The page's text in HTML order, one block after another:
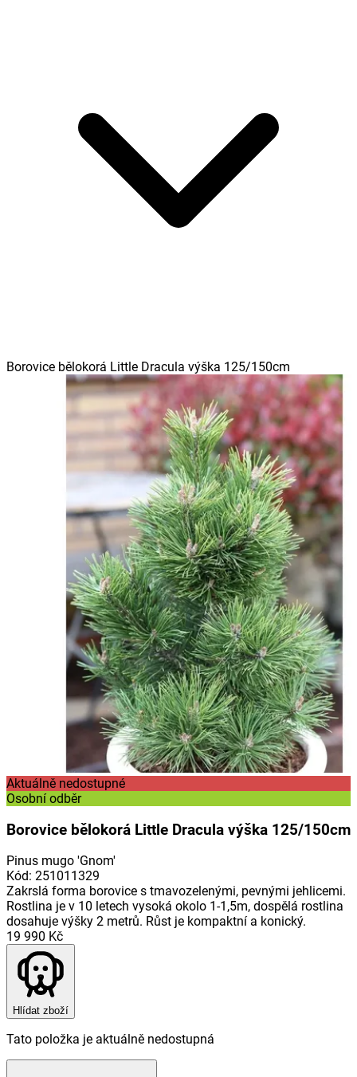
Borovice bělokorá Little Dracula výška 125/150cm
Aktuálně nedostupné
Osobní odběr
Borovice bělokorá Little Dracula výška 125/150cm
Pinus mugo 'Gnom'
Kód: 251011329
Zakrslá forma borovice s tmavozelenými, pevnými jehlicemi.
Rostlina je v 10 letech vysoká okolo 1-1,5m, dospělá rostlina
dosahuje výšky 2 metrů. Růst je kompaktní a konický.
19 990 Kč
Hlídat zboží
Tato položka je aktuálně nedostupná